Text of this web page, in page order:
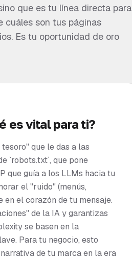
que es tu línea directa para
cuáles son tus páginas
Es tu oportunidad de oro
es vital para ti?
que le das a las
`robots.txt`, que pone
que guía a los LLMs hacia tu
el "ruido" (menús,
en el corazón de tu mensaje.
de la IA y garantizas
se basen en la
Para tu negocio, esto
de tu marca en la era